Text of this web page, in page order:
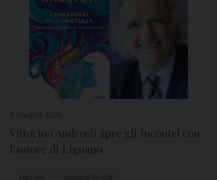
9 Giugno 2026
Vittorino Andreoli apre gli Incontri con
l’autore di Lignano
Lignano Lignano Pineta